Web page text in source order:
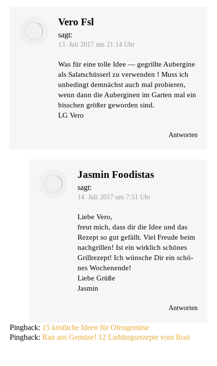
Vero Fsl
sagt:
13. Juli 2017 um 21:14 Uhr
Was für eine tol­le Idee — gegrill­te Auber­gi­ne
als Salat­schüs­serl zu ver­wen­den ! Muss ich
unbe­dingt dem­nächst auch mal pro­bie­ren,
wenn dann die Auber­gi­nen im Gar­ten mal ein
biss­chen grö­ßer gewor­den sind.
LG Vero
Antworten
Jasmin Foodistas
sagt:
14. Juli 2017 um 7:51 Uhr
Lie­be Vero,
freut mich, dass dir die Idee und das
Rezept so gut gefällt. Viel Freu­de beim
nach­gril­len! Ist ein wirk­lich schö­nes
Grill­re­zept! Ich wün­sche Dir ein schö­
nes Wochenende!
Lie­be Grüße
Jasmin
Antworten
Pingback: 15 köstliche Ideen für Ofengemüse
Pingback: Ran ans Gemüse! 12 Lieblingsrezepte vom Rost